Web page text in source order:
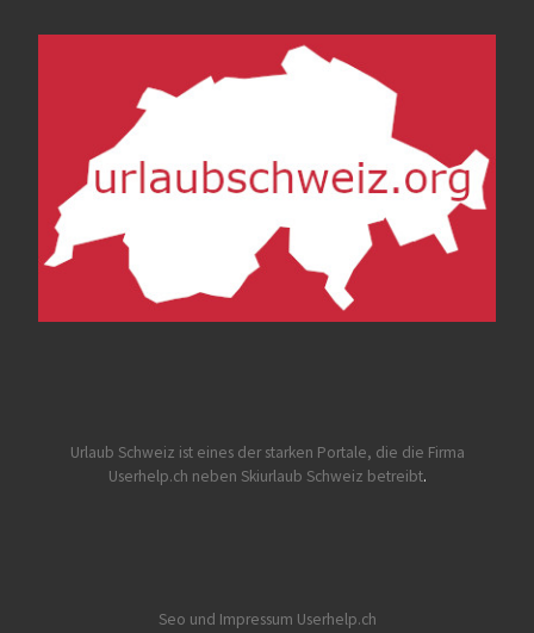
Urlaub Schweiz ist eines der starken Portale, die die Firma
Userhelp.ch neben Skiurlaub Schweiz betreibt.
Seo und Impressum Userhelp.ch